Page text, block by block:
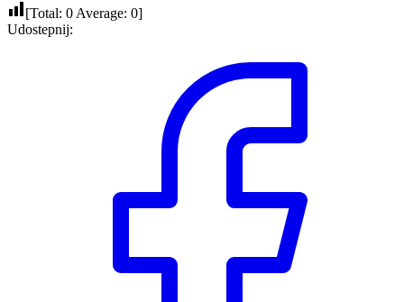
[Total: 0 Average: 0]
Udostepnij: